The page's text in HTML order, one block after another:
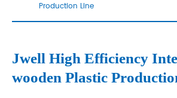
Production Line
Jwell High Efficiency
wooden Plastic